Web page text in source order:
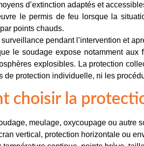
d’extinction adaptés et
le permis de feu lorsque la
points chauds.
pendant l’intervention et
le soudage expose notamment
explosibles. La protection
de protection individuelle, ni les
choisir la
meulage, oxycoupage ou autre
vertical, protection horizontale ou